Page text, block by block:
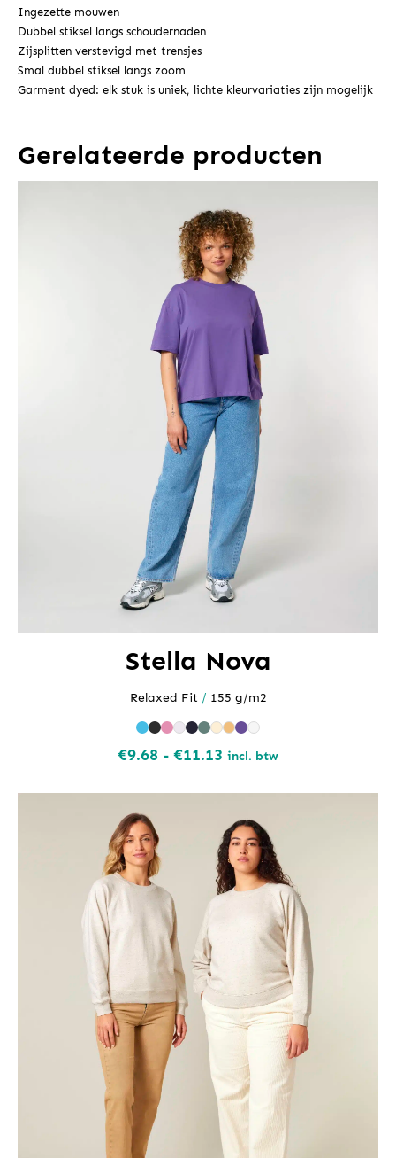
Ingezette mouwen
Dubbel stiksel langs schoudernaden
Zijsplitten verstevigd met trensjes
Smal dubbel stiksel langs zoom
Garment dyed: elk stuk is uniek, lichte kleurvariaties zijn mogelijk
Gerelateerde producten
Stella Nova
Relaxed Fit / 155 g/m2
€9.68 - €11.13 Prijsklasse:
€11.13
incl. btw